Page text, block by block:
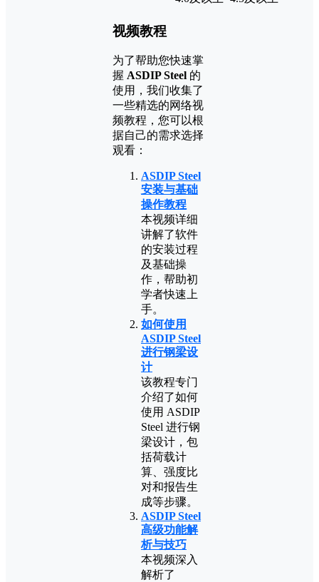
视频教程
为了帮助您快速掌
握 ASDIP Steel 的
使用，我们收集了
一些精选的网络视
频教程，您可以根
据自己的需求选择
观看：
ASDIP Steel
安装与基础
操作教程
本视频详细
讲解了软件
的安装过程
及基础操
作，帮助初
学者快速上
手。
如何使用
ASDIP Steel
进行钢梁设
计
该教程专门
介绍了如何
使用 ASDIP
Steel 进行钢
梁设计，包
括荷载计
算、强度比
对和报告生
成等步骤。
ASDIP Steel
高级功能解
析与技巧
本视频深入
解析了